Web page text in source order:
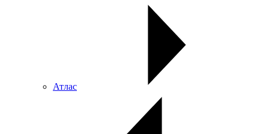
Атлас